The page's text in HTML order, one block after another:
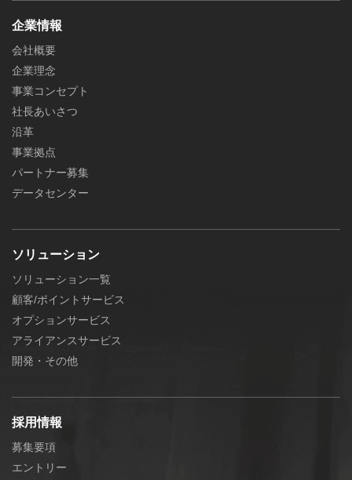
企業情報
会社概要
企業理念
事業コンセプト
社長あいさつ
沿革
事業拠点
パートナー募集
データセンター
ソリューション
ソリューション一覧
顧客/ポイントサービス
オプションサービス
アライアンスサービス
開発・その他
採用情報
募集要項
エントリー